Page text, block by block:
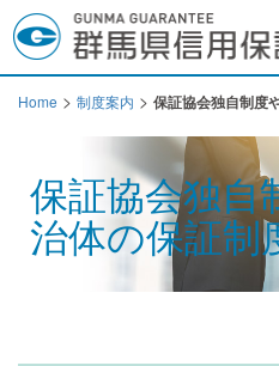
Home > 制度案内 > 保証協会独自制度
保証協会独自
治体の保証